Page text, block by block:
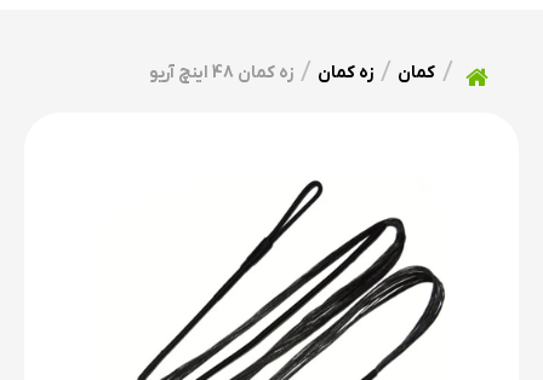
کمان زه کمان زه کمان 48 اینچ آریو